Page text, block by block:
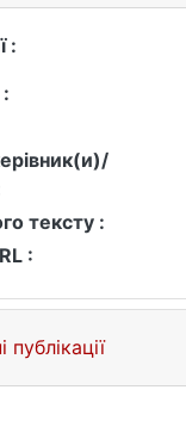
:
тексту :
: